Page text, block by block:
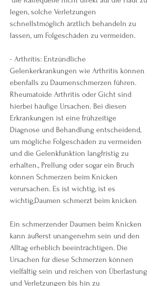
legen, solche Verletzungen
schnellstmöglich ärztlich behandeln zu
lassen, um Folgeschäden zu vermeiden.
- Arthritis: Entzündliche
Gelenkerkrankungen wie Arthritis können
ebenfalls zu Daumenschmerzen führen.
Rheumatoide Arthritis oder Gicht sind
hierbei häufige Ursachen. Bei diesen
Erkrankungen ist eine frühzeitige
Diagnose und Behandlung entscheidend,
um mögliche Folgeschäden zu vermeiden
und die Gelenkfunktion langfristig zu
erhalten., Prellung oder sogar ein Bruch
können Schmerzen beim Knicken
verursachen. Es ist wichtig, ist es
wichtig,Daumen schmerzt beim knicken
Ein schmerzender Daumen beim Knicken
kann äußerst unangenehm sein und den
Alltag erheblich beeinträchtigen. Die
Ursachen für diese Schmerzen können
vielfältig sein und reichen von Überlastung
und Verletzungen bis hin zu